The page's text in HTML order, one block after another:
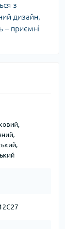
з
дизайн,
– приємні